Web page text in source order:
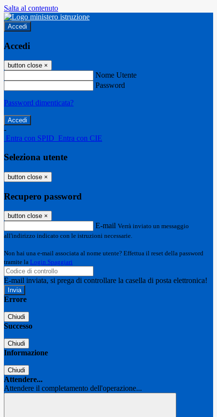
Salta al contenuto
Accedi
Accedi
button close ×
Nome Utente
Password
Password dimenticata?
-
Entra con SPID Entra con CIE
Seleziona utente
button close ×
Recupero password
button close ×
E-mail Verrà inviato un messaggio
all'indirizzo indicato con le istruzioni necessarie.
Non hai una e-mail associata al nome utente? Effettua il reset della password
tramite la Login Spaggiari
E-mail inviata, si prega di controllare la casella di posta elettronica!
Errore
Chiudi
Successo
Chiudi
Informazione
Chiudi
Attendere...
Attendere il completamento dell'operazione...